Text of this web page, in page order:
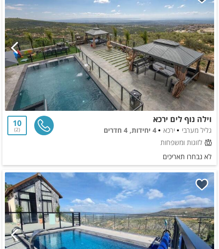
וילה נוף לים ירכא
גליל מערבי ירכא
4 יחידות, 4 חדרים
לזוגות ומשפחות
10
2
לא נבחרו תאריכים